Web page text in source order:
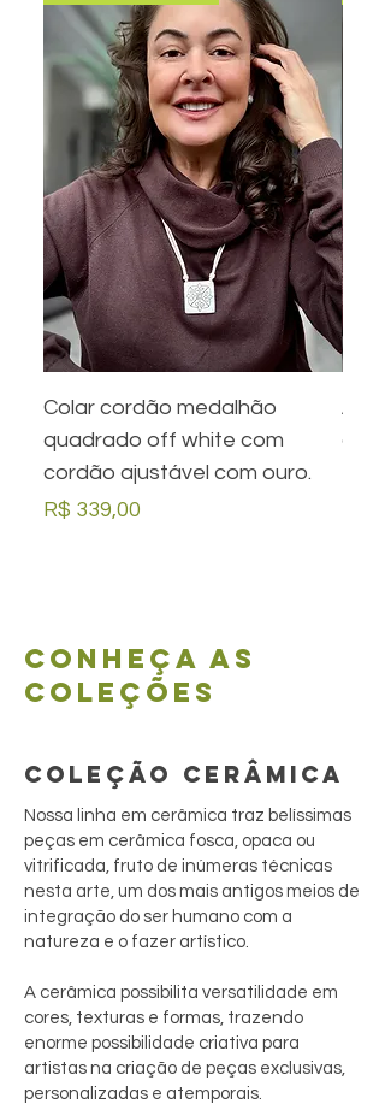
Colar cordão medalhão
quadrado off white com
cordão ajustável com ouro.
Preço
R$ 339,00
Conheça as
coleções
COLEÇÃO CERÂMICA
Nossa linha em cerâmica traz belíssimas
peças em cerâmica fosca, opaca ou
vitrificada, fruto de inúmeras técnicas
nesta arte, um dos mais antigos meios de
integração do ser humano com a
natureza e o fazer artístico.
A cerâmica possibilita versatilidade em
cores, texturas e formas, trazendo
enorme possibilidade criativa para
artistas na criação de peças exclusivas,
personalizadas e atemporais.